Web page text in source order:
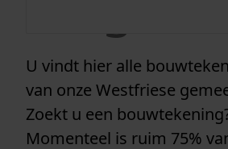
U vindt hier alle
van onze Westfriese
Zoekt u een
Momenteel is ruim 75%